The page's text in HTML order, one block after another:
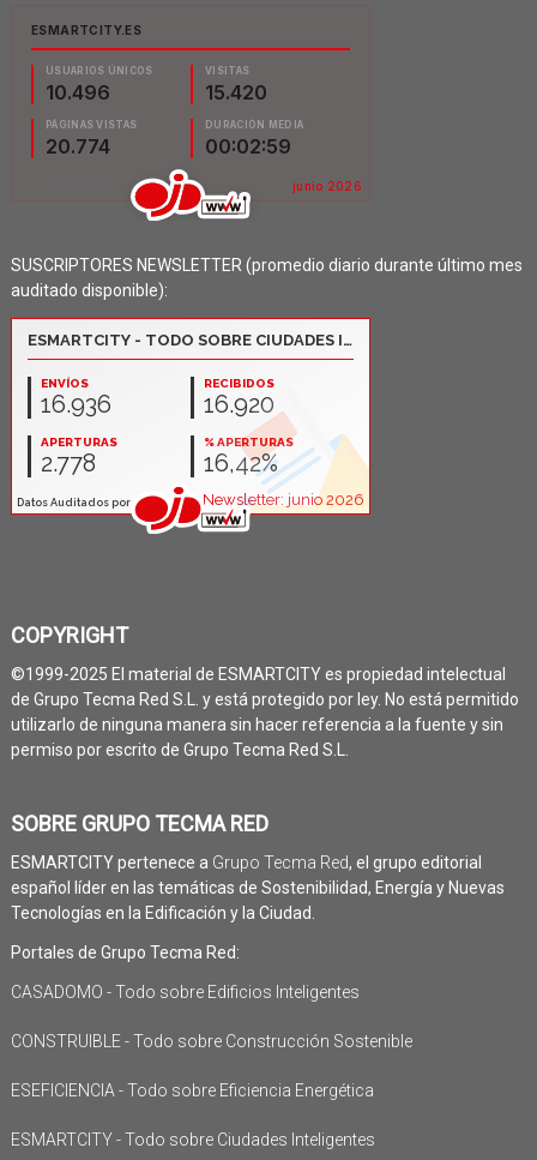
SUSCRIPTORES NEWSLETTER (promedio diario durante último mes
auditado disponible):
COPYRIGHT
©1999-2025 El material de ESMARTCITY es propiedad intelectual
de Grupo Tecma Red S.L. y está protegido por ley. No está permitido
utilizarlo de ninguna manera sin hacer referencia a la fuente y sin
permiso por escrito de Grupo Tecma Red S.L.
SOBRE GRUPO TECMA RED
ESMARTCITY pertenece a Grupo Tecma Red, el grupo editorial
español líder en las temáticas de Sostenibilidad, Energía y Nuevas
Tecnologías en la Edificación y la Ciudad.
Portales de Grupo Tecma Red:
CASADOMO - Todo sobre Edificios Inteligentes
CONSTRUIBLE - Todo sobre Construcción Sostenible
ESEFICIENCIA - Todo sobre Eficiencia Energética
ESMARTCITY - Todo sobre Ciudades Inteligentes